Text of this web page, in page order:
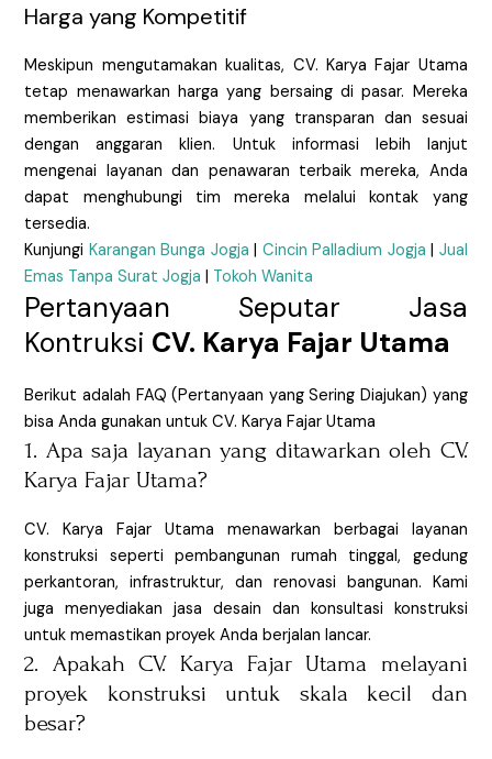
Harga yang Kompetitif
Meskipun mengutamakan kualitas, CV. Karya Fajar Utama
tetap menawarkan harga yang bersaing di pasar. Mereka
memberikan estimasi biaya yang transparan dan sesuai
dengan anggaran klien. Untuk informasi lebih lanjut
mengenai layanan dan penawaran terbaik mereka, Anda
dapat menghubungi tim mereka melalui kontak yang
tersedia.
Kunjungi Karangan Bunga Jogja | Cincin Palladium Jogja | Jual
Emas Tanpa Surat Jogja | Tokoh Wanita
Pertanyaan Seputar Jasa
Kontruksi CV. Karya Fajar Utama
Berikut adalah FAQ (Pertanyaan yang Sering Diajukan) yang
bisa Anda gunakan untuk CV. Karya Fajar Utama
1. Apa saja layanan yang ditawarkan oleh CV.
Karya Fajar Utama?
CV. Karya Fajar Utama menawarkan berbagai layanan
konstruksi seperti pembangunan rumah tinggal, gedung
perkantoran, infrastruktur, dan renovasi bangunan. Kami
juga menyediakan jasa desain dan konsultasi konstruksi
untuk memastikan proyek Anda berjalan lancar.
2. Apakah CV. Karya Fajar Utama melayani
proyek konstruksi untuk skala kecil dan
besar?